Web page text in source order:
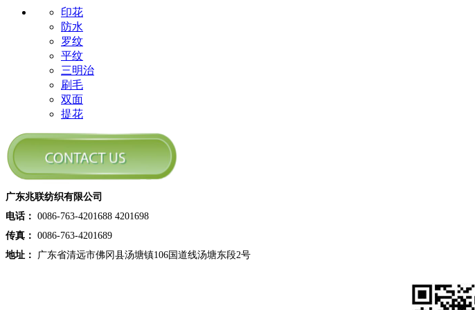
印花
防水
罗纹
平纹
三明治
刷毛
双面
提花
广东兆联纺织有限公司
电话： 0086-763-4201688 4201698
传真： 0086-763-4201689
地址： 广东省清远市佛冈县汤塘镇106国道线汤塘东段2号